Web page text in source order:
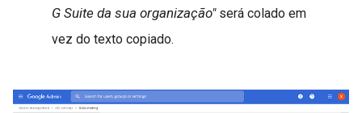
G Suite da sua organização"será colado em
vez do texto copiado.